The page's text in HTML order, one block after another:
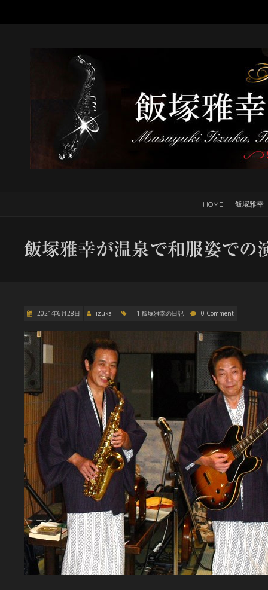
HOME 飯塚雅幸
飯塚雅幸が温泉で和服姿での
2021年6月28日 iizuka 1.飯塚雅幸の日記 0 Comment